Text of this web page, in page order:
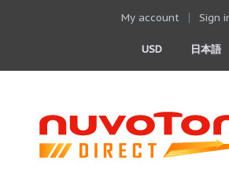
My account Sign
日本語
USD